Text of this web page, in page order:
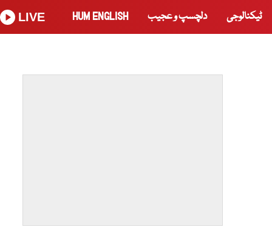
ٹیکنالوجی دلچسپ و عجیب HUM ENGLISH
LIVE